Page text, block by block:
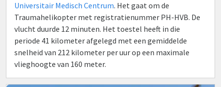
Universitair Medisch Centrum. Het gaat om de
Traumahelikopter met registratienummer PH-HVB. De
vlucht duurde 12 minuten. Het toestel heeft in die
periode 41 kilometer afgelegd met een gemiddelde
snelheid van 212 kilometer per uur op een maximale
vlieghoogte van 160 meter.